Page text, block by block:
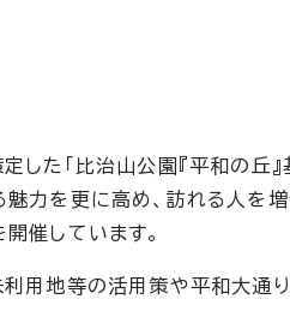
た「比治山公園『平和の丘
魅力を更に高め、訪れる人を
催しています。
利用地等の活用策や平和大